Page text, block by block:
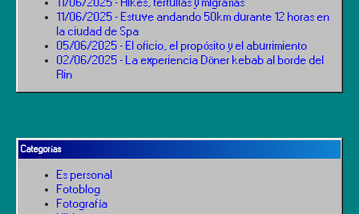
11/06/2025 - Estuve andando 50km durante 12 horas en
la ciudad de Spa
05/06/2025 - El oficio, el propósito y el aburrimiento
02/06/2025 - La experiencia Döner kebab al borde del
Rin
Categorías
Es personal
Fotoblog
Fotografía